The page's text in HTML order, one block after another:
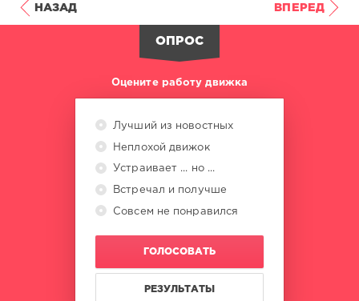
НАЗАД ВПЕРЕД
ОПРОС
Оцените работу движка
Лучший из новостных
Неплохой движок
Устраивает ... но ...
Встречал и получше
Совсем не понравился
ГОЛОСОВАТЬ
РЕЗУЛЬТАТЫ